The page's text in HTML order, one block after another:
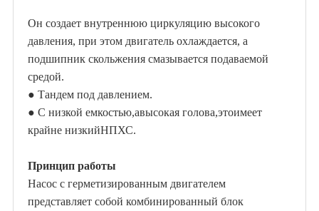
Он создает внутреннюю циркуляцию высокого
давления, при этом двигатель охлаждается, а
подшипник скольжения смазывается подаваемой
средой.
● Тандем под давлением.
● С низкой емкостью,авысокая голова,этоимеет
крайне низкийНПХС.
Принцип работы
Насос с герметизированным двигателем
представляет собой комбинированный блок